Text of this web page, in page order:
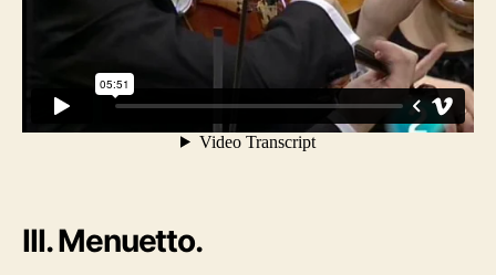
III. Menuetto.